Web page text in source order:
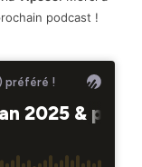
podcast !